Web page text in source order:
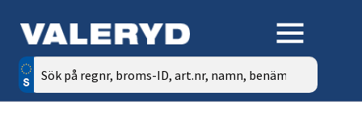
Sök
efter: